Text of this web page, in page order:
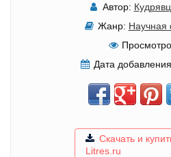
Автор:
Жанр: Научная
Дата
Скачать и
Litres.ru